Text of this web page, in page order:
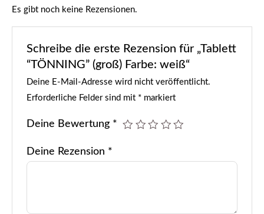
Es gibt noch keine Rezensionen.
Schreibe die erste Rezension für „Tablett
“TÖNNING” (groß) Farbe: weiß“
Deine E-Mail-Adresse wird nicht veröffentlicht.
Erforderliche Felder sind mit * markiert
Deine Bewertung *
Deine Rezension *